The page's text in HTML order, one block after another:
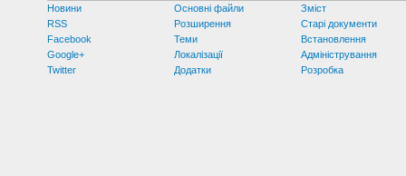
Новини
RSS
Facebook
Google+
Twitter
Основні файли
Розширення
Теми
Локалізації
Додатки
Зміст
Старі документи
Встановлення
Адміністрування
Розробка